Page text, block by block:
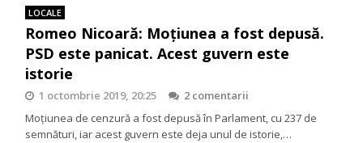
LOCALE
Romeo Nicoară: Moţiunea a fost depusă.
PSD este panicat. Acest guvern este
istorie
1 octombrie 2019, 20:25
2 comentarii
Moţiunea de cenzură a fost depusă în Parlament, cu 237 de
semnături, iar acest guvern este deja unul de istorie,…